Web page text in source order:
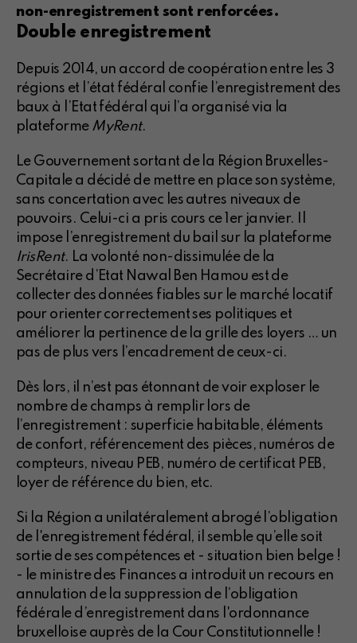
non-enregistrement sont renforcées.
Double enregistrement
Depuis 2014, un accord de coopération entre les 3
régions et l’état fédéral confie l’enregistrement des
baux à l’Etat fédéral qui l’a organisé via la
plateforme MyRent.
Le Gouvernement sortant de la Région Bruxelles-
Capitale a décidé de mettre en place son système,
sans concertation avec les autres niveaux de
pouvoirs. Celui-ci a pris cours ce 1er janvier. Il
impose l’enregistrement du bail sur la plateforme
IrisRent. La volonté non-dissimulée de la
Secrétaire d’Etat Nawal Ben Hamou est de
collecter des données fiables sur le marché locatif
pour orienter correctement ses politiques et
améliorer la pertinence de la grille des loyers … un
pas de plus vers l’encadrement de ceux-ci.
Dès lors, il n’est pas étonnant de voir exploser le
nombre de champs à remplir lors de
l’enregistrement : superficie habitable, éléments
de confort, référencement des pièces, numéros de
compteurs, niveau PEB, numéro de certificat PEB,
loyer de référence du bien, etc.
Si la Région a unilatéralement abrogé l’obligation
de l'enregistrement fédéral, il semble qu’elle soit
sortie de ses compétences et - situation bien belge !
- le ministre des Finances a introduit un recours en
annulation de la suppression de l’obligation
fédérale d’enregistrement dans l'ordonnance
bruxelloise auprès de la Cour Constitutionnelle !